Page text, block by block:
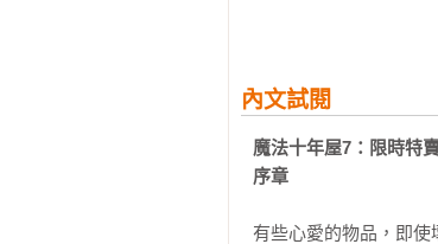
在抉擇的關鍵時刻，那
請打開十年屋的邀請
◎得獎紀錄：
★入選2021第81梯次好
內文試閱
魔法十年屋7：限時特
序章
有些心愛的物品，即使